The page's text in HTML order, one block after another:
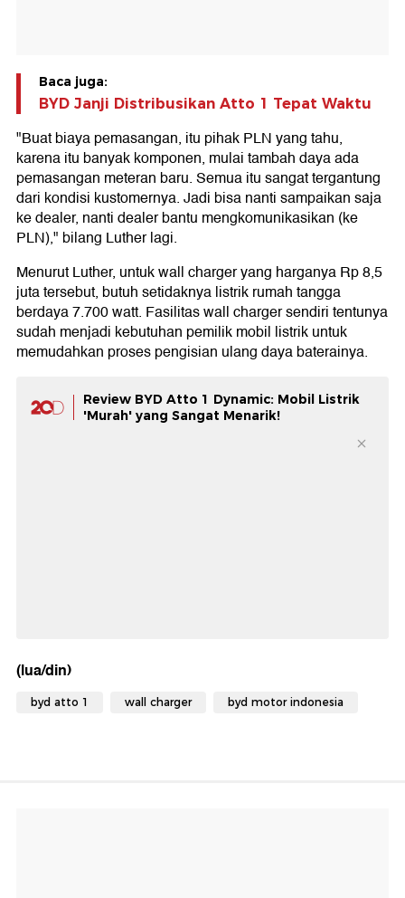
Baca juga:
BYD Janji Distribusikan Atto 1 Tepat Waktu
"Buat biaya pemasangan, itu pihak PLN yang tahu,
karena itu banyak komponen, mulai tambah daya ada
pemasangan meteran baru. Semua itu sangat tergantung
dari kondisi kustomernya. Jadi bisa nanti sampaikan saja
ke dealer, nanti dealer bantu mengkomunikasikan (ke
PLN)," bilang Luther lagi.
Menurut Luther, untuk wall charger yang harganya Rp 8,5
juta tersebut, butuh setidaknya listrik rumah tangga
berdaya 7.700 watt. Fasilitas wall charger sendiri tentunya
sudah menjadi kebutuhan pemilik mobil listrik untuk
memudahkan proses pengisian ulang daya baterainya.
Review BYD Atto 1 Dynamic: Mobil Listrik
'Murah' yang Sangat Menarik!
(lua/din)
byd atto 1 wall charger byd motor indonesia